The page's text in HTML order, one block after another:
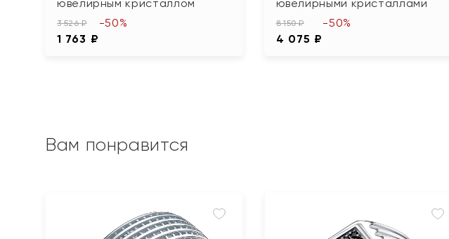
ювелирным кристаллом
3 526 ₽
1 763 ₽
-50%
ювелирными кристаллами
8 150 ₽
4 075 ₽
-50%
Вам понравится